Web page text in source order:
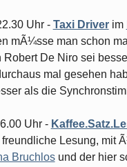
Uhr - Taxi Driverim
mÃ¼sse man schon
Robert De Niro sei
mal gesehen
als die
Uhr -
Lesung, mit
Bruchlosund der hier